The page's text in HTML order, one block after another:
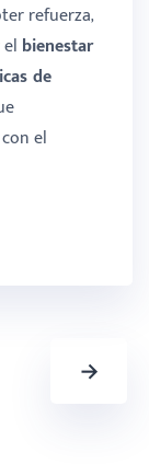
refuerza,
bienestar
de
el
→